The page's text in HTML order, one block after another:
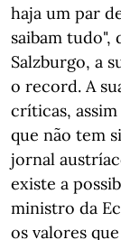
haja um par
saibam tudo",
Salzburgo, a
o record. A
críticas, assim
que não tem
jornal
existe a
ministro da
os valores